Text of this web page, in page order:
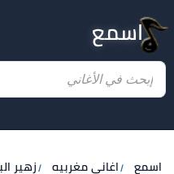
اسمع
اسمع اغاني مغربيه زهير